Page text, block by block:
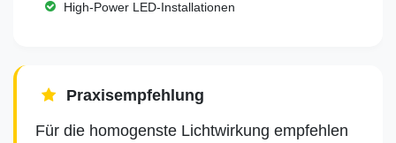
High-Power LED-Installationen
Praxisempfehlung
Für die homogenste Lichtwirkung empfehlen